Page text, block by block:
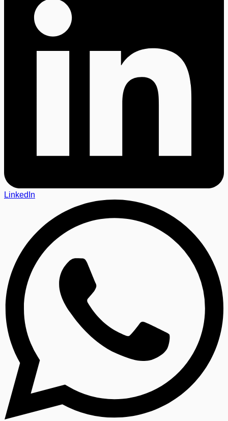
LinkedIn